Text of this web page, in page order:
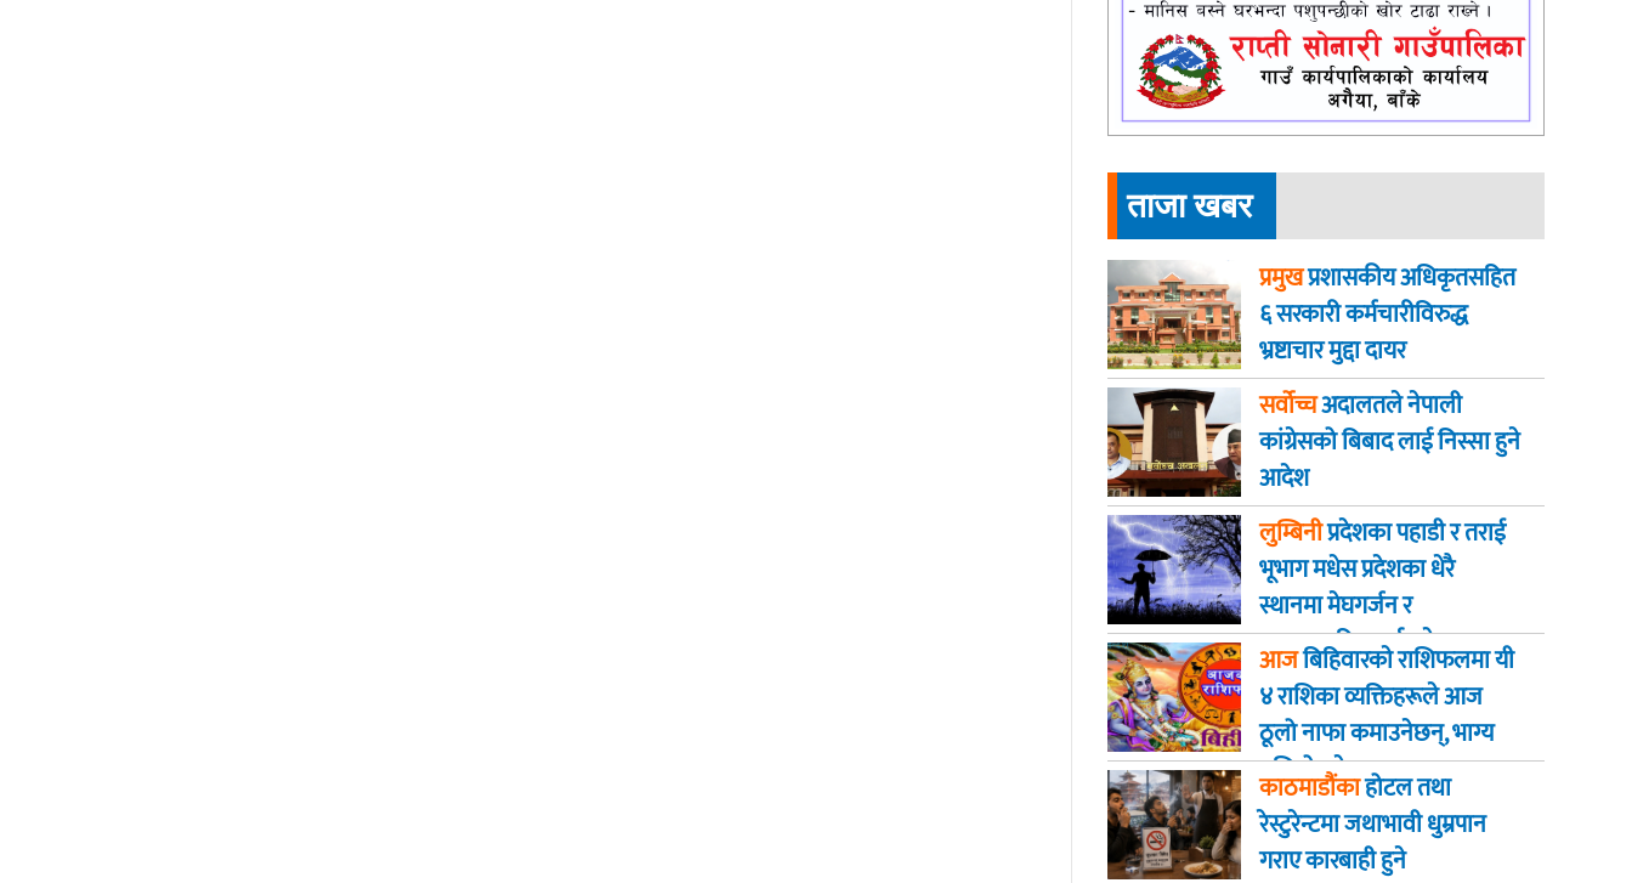
ताजा खबर
प्रमुखप्रशासकीय अधिकृतसहित
६ सरकारी कर्मचारीविरुद्ध
भ्रष्टाचार मुद्दा दायर
सर्वोच्चअदालतले नेपाली
कांग्रेसको बिबाद लाई निस्सा हुने
आदेश
लुम्बिनीप्रदेशका पहाडी र तराई
भूभाग मधेस प्रदेशका धेरै
स्थानमा मेघगर्जन र
चट्याङसहित वर्षा हुने
आजबिहिवारकाे राशिफलमा यी
४ राशिका व्यक्तिहरूले आज
ठूलो नाफा कमाउनेछन्, भाग्य
बलियो हुनेछ
काठमाडौंकाहोटल तथा
रेस्टुरेन्टमा जथाभावी धुम्रपान
गराए कारबाही हुने